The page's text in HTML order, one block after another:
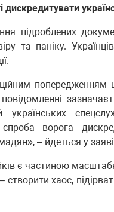
дискредитувати
підроблених
та паніку.
ворога
– йдеться у
є частиною
хаос,